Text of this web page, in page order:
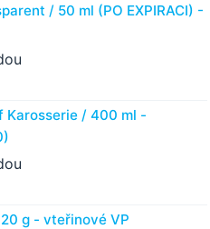
/ 50 ml (PO EXPIRACI) -
Karosserie / 400 ml -
g - vteřinové VP